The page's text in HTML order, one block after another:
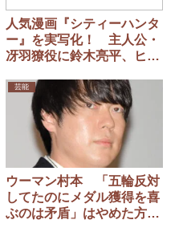
人気漫画『シティーハンタ
ー』を実写化！ 主人公・
冴羽獠役に鈴木亮平、ヒロ
芸能
ウーマン村本 「五輪反対
してたのにメダル獲得を喜
ぶのは矛盾」はやめた方が